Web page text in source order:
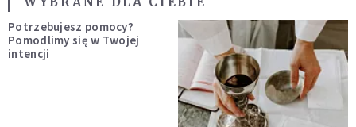
Potrzebujesz pomocy?
Pomodlimy się w Twojej
intencji